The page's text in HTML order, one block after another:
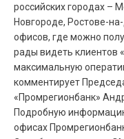
российских городах –
Новгороде, Ростове-
офисов, где можно
рады видеть клиентов
максимальную
комментирует
«Промрегионбанк»
Подробную
офисах